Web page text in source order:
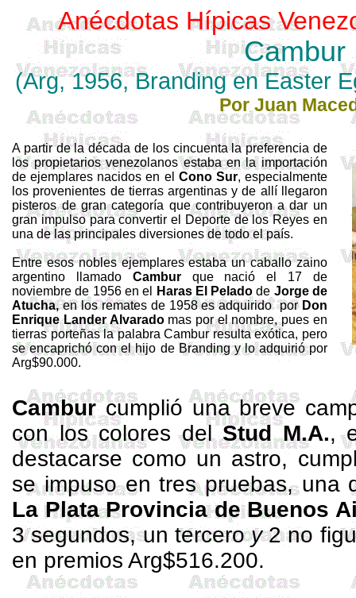
Anécdotas Hípicas
Cambur
(Arg, 1956, Branding en Easter
Por Juan
A partir de la década de los cincuenta la preferencia de
los propietarios venezolanos estaba en la importación
de ejemplares nacidos en el Cono Sur, especialmente
los provenientes de tierras argentinas y de allí llegaron
pisteros de gran categoría que contribuyeron a dar un
gran impulso para convertir el Deporte de los Reyes en
una de las principales diversiones de todo el país.
Entre esos nobles ejemplares estaba un caballo zaino
argentino llamado Camburque nació el 17 de
noviembre de 1956 en el
Haras El Pelado de Jorge de
Atucha,en los remates de 1958 es adquirido por Don
EnriqueLanderAlvaradomas por el nombre, pues en
tierras porteñas la palabra Cambur resulta exótica, pero
se encaprichó con el hijo deBrandingy lo adquirió por
Arg$90.000.
Camburcumplió una breve
con los colores delStud M.A.,
destacarse como un astro,
se impuso en tres pruebas, una
La Plata Provincia de Buenos
3 segundos, un terceroy2 no
en premios Arg$516.200.